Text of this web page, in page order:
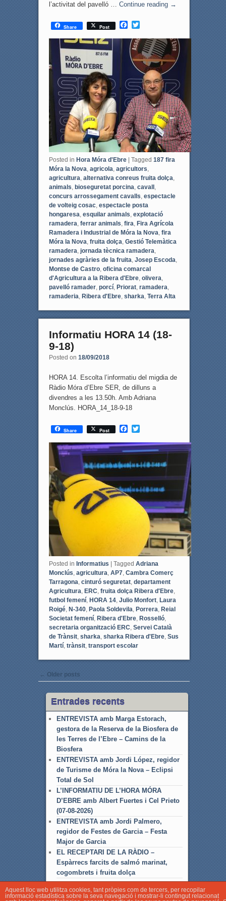
l’activitat del pavelló … Continue reading →
Share Post
F
c
e
b
o
k
T
i
t
e
r
Posted in Hora Móra d'Ebre Tagged 187 fira
Móra la Nova, agricola, agricultors,
agricultura, alternativa conreus fruita dolça,
animals, bioseguretat porcina, cavall ,
concurs arrossegament cavalls, espectacle
de volteig cosac, espectacle posta
hongaresa, esquilar animals, explotació
ramadera, ferrar animals, fira, Fira Agrícola
Ramadera i Industrial de Móra la Nova, fira
Móra la Nova, fruita dolça, Gestió Telemàtica
ramadera, jornada tècnica ramadera,
jornades agràries de la fruita, Josep Escoda,
Montse de Castro, oficina comarcal
d'Agricultura a la Ribera d'Ebre, olivera,
pavelló ramader, porcí, Priorat, ramadera,
ramaderia, Ribera d'Ebre, sharka, Terra Alta
Informatiu HORA 14 (18-
9-18)
Posted on 18/09/2018
HORA 14. Escolta l’informatiu del migdia de
Ràdio Móra d’Ebre SER, de dilluns a
divendres a les 13.50h. Amb Adriana
Monclús. HORA_14_18-9-18
Share Post
F
c
e
b
o
o
k
T
i
t
t
e
r
Posted in Informatius | Tagged Adriana
Monclús agricultura AP7, Cambra Comerç
Tarragona cinturó seguretat, departament
Agricultura ERC fruita dolça Ribera d'Ebre,
futbol femení, HORA 14, Julio Monfort, Laura
Roigé, N-340, Paola Soldevila Porrera Reial
Societat femení, Ribera d'Ebre, Rosselló,
secretaria organització ERC Servei Català
de Trànsit, sharka sharka Ribera d'Ebre, Sus
Martí, trànsit, transport escolar
Post navigation
← Older posts
Entrades recents
ENTREVISTA amb Marga Estorach,
gestora de la Reserva de la Biosfera de
les Terres de l’Ebre – Camins de la
Biosfera
ENTREVISTA amb Jordi López, regidor
de Turisme de Móra la Nova – Eclipsi
Total de Sol
L’INFORMATIU DE L’HORA MÓRA
D’EBRE amb Albert Fuertes i Cel Prieto
(07-08-2026)
ENTREVISTA amb Jordi Palmero,
regidor de Festes de Garcia – Festa
Major de Garcia
EL RECEPTARI DE LA RÀDIO –
Espàrrecs farcits de salmó marinat,
cogombrets i fruita dolça
Aquest lloc web utilitza cookies, tant pròpies com de tercers, per recopilar
informació estadística sobre la seva navegació i mostrar-li contingut relacionat